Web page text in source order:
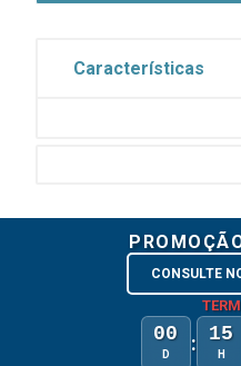
Características
CONSULTE
00
D : 15
H